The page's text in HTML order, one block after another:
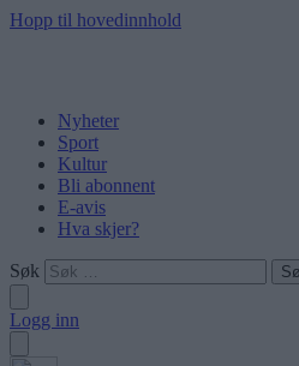
Hopp til hovedinnhold
Nyheter
Sport
Kultur
Bli abonnent
E-avis
Hva skjer?
Søk
Logg inn